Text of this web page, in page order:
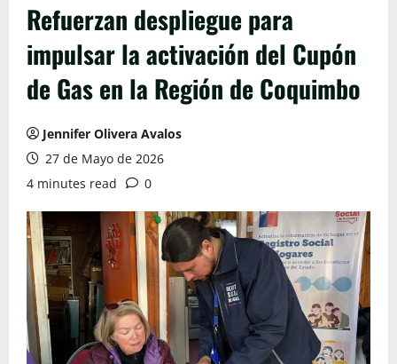
Refuerzan despliegue para
impulsar la activación del Cupón
de Gas en la Región de Coquimbo
Jennifer Olivera Avalos
27 de Mayo de 2026
4 minutes read
0